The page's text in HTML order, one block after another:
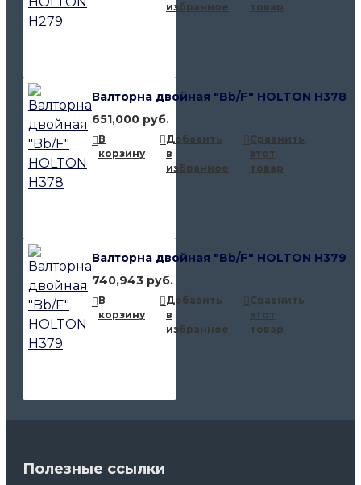
избранное
товар
Валторна двойная "Bb/F" HOLTON H378
651,000 руб.
В
корзину
Добавить
в
избранное
Сравнить
этот
товар
Валторна двойная "Bb/F" HOLTON H379
740,943 руб.
В
корзину
Добавить
в
избранное
Сравнить
этот
товар
Полезные ссылки